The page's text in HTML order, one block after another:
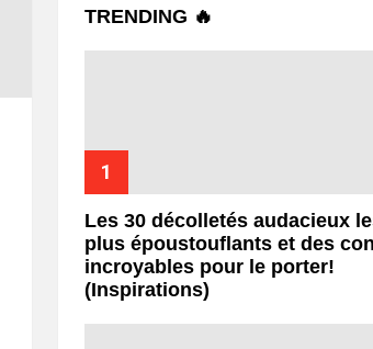
TRENDING 🔥
Les 30 décolletés audacieux
plus époustouflants et des
incroyables pour le porter!
(Inspirations)